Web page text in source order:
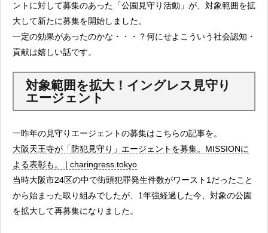
ントに対して募集のあった「公園見守り活動」が、対象範囲を拡
大して新たに募集を開始しました。
一定の効果があったのかな・・・？何にせよこういう社会認知・
貢献は嬉しい話です。
対象範囲を拡大！イングレス見守り
エージェント
一昨年の見守りエージェントの募集はこちらの記事を。
大阪天王寺が「防犯見守り」エージェントを募集。MISSIONに
よる表彰も。 | charingress.tokyo
当時大阪市24区の中で街頭犯罪発生件数がワースト1だったこと
から始まった取り組みでしたが、1年強経過した今、対象の公園
を拡大して再募集になりました。